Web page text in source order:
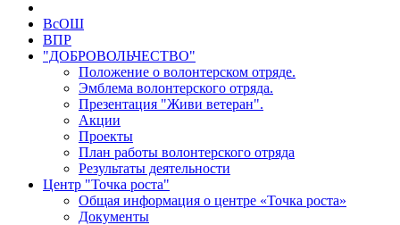
ВсОШ
ВПР
"ДОБРОВОЛЬЧЕСТВО"
Положение о волонтерском отряде.
Эмблема волонтерского отряда.
Презентация "Живи ветеран".
Акции
Проекты
План работы волонтерского отряда
Результаты деятельности
Центр "Точка роста"
Общая информация о центре «Точка роста»
Документы